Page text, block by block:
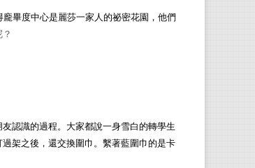
龐畢度中心是麗莎一家人的祕密花園，他們
？
認識的過程。大家都說一身雪白的轉學生
架之後，還交換圍巾。繫著藍圍巾的是卡